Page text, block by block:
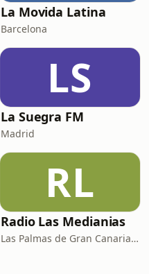
La Movida Latina
Barcelona
LS
La Suegra FM
Madrid
RL
Radio Las Medianias
Las Palmas de Gran Canaria · 92.2 FM, 100.2 FM, 98.7 FM